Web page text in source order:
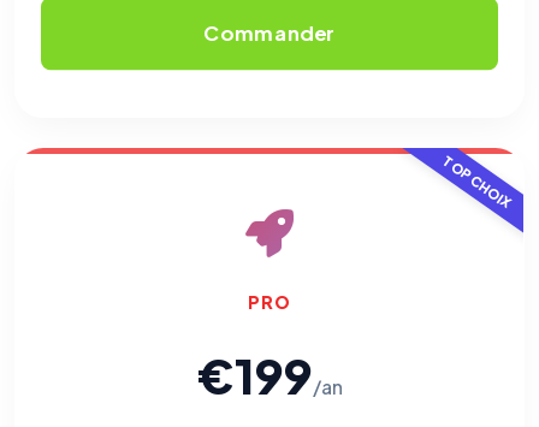
Commander
TOP CHOIX
PRO
€199/an